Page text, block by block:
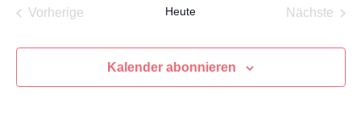
VorherigeVeranstaltungenHeute Nächste
Kalender abonnieren